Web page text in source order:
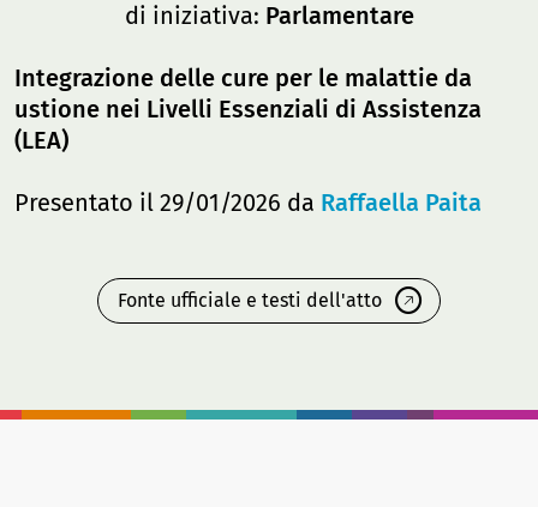
di iniziativa: Parlamentare
Integrazione delle cure per le malattie da
ustione nei Livelli Essenziali di Assistenza
(LEA)
Presentato il 29/01/2026 da Raffaella Paita
Fonte ufficiale e testi dell'atto